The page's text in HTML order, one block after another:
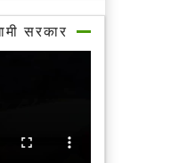
सरकार